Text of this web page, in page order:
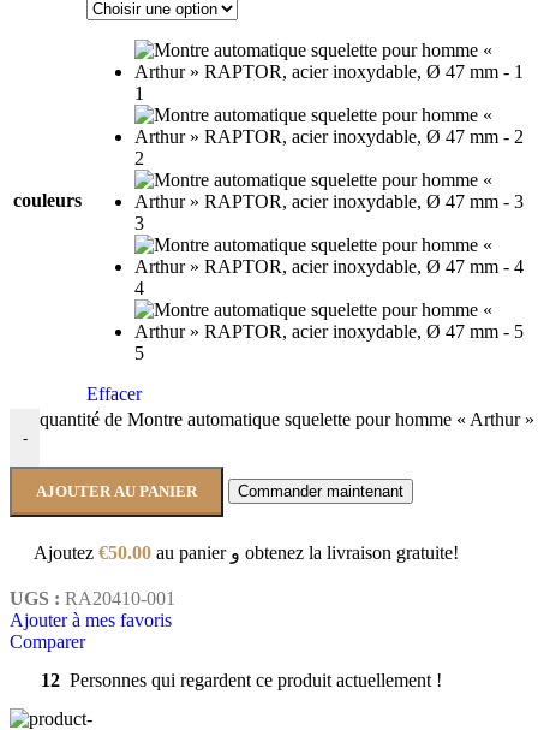
couleurs
1
2
3
4
5
Effacer
-
quantité de Montre automatique squelette pour homme «
AJOUTER AU PANIER Commander maintenant
Ajoutez €50.00 au panier و obtenez la livraison gratuite!
UGS : RA20410-001
Ajouter à mes favoris
Comparer
12 Personnes qui regardent ce produit actuellement !